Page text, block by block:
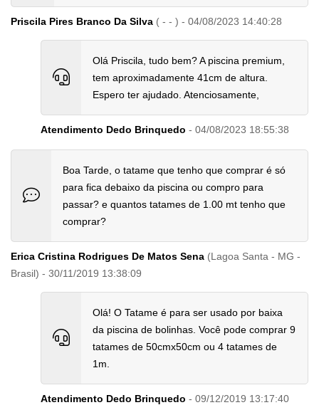
Priscila Pires Branco Da Silva ( - - ) - 04/08/2023 14:40:28
Olá Priscila, tudo bem? A piscina premium,
tem aproximadamente 41cm de altura.
Espero ter ajudado. Atenciosamente,
Atendimento Dedo Brinquedo - 04/08/2023 18:55:38
Boa Tarde, o tatame que tenho que comprar é só
para fica debaixo da piscina ou compro para
passar? e quantos tatames de 1.00 mt tenho que
comprar?
Erica Cristina Rodrigues De Matos Sena (Lagoa Santa - MG -
Brasil) - 30/11/2019 13:38:09
Olá! O Tatame é para ser usado por baixa
da piscina de bolinhas. Você pode comprar 9
tatames de 50cmx50cm ou 4 tatames de
1m.
Atendimento Dedo Brinquedo - 09/12/2019 13:17:40